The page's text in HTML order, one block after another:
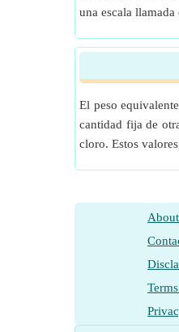
una escala
El peso
cantidad fija de
cloro. Estos
About